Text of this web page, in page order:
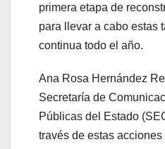
primera etapa de
para llevar a cabo estas
continua todo el año.
Ana Rosa Hernández
Secretaría de
Públicas del Estado
través de estas